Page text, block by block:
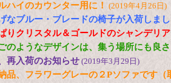
ハイのカウンター用に！ (2019年4月26日)
なブルー・ブレードの椅子が入荷しま
りクリスタル＆ゴールドのシャンデリ
のようなデザインは、集う場所にも良
再入荷のお知らせ (2019年3月29日)
品、フラワーグレーの２Pソファです（